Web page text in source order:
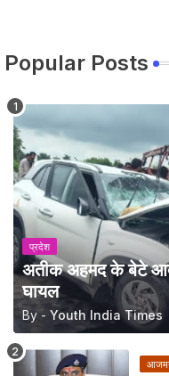
Popular Posts
प्रदेश
अतीक अहमद के बेटे
घायल
By - Youth India Times